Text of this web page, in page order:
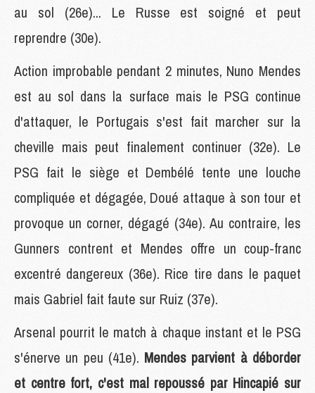
au sol (26e)... Le Russe est soigné et peut
reprendre (30e).
Action improbable pendant 2 minutes, Nuno Mendes
est au sol dans la surface mais le PSG continue
d'attaquer, le Portugais s'est fait marcher sur la
cheville mais peut finalement continuer (32e). Le
PSG fait le siège et Dembélé tente une louche
compliquée et dégagée, Doué attaque à son tour et
provoque un corner, dégagé (34e). Au contraire, les
Gunners contrent et Mendes offre un coup-franc
excentré dangereux (36e). Rice tire dans le paquet
mais Gabriel fait faute sur Ruiz (37e).
Arsenal pourrit le match à chaque instant et le PSG
s'énerve un peu (41e). Mendes parvient à déborder
et centre fort, c'est mal repoussé par Hincapié sur